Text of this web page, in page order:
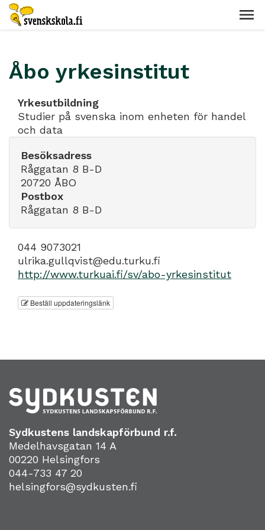
Åbo yrkesinstitut
Yrkesutbildning
Studier på svenska inom enheten för handel
och data
Besöksadress
Råggatan 8 B-D
20720 ÅBO
Postbox
Råggatan 8 B-D
044 9073021
ulrika.gullqvist@edu.turku.fi
http://www.turkuai.fi/sv/abo-yrkesinstitut
Beställ uppdateringslänk
Sydkustens landskapförbund r.f.
Medelhavsgatan 14 A
00220 Helsingfors
044-733 47 20
helsingfors@sydkusten.fi